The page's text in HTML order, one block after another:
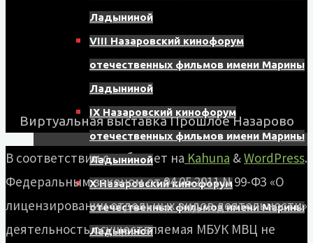
Ладыниной
VIII Назаровский кинофорум
отечественных фильмов имени Марины
Ладыниной
IX Назаровский кинофорум
отечественных фильмов имени Марины
Ладыниной
X Назаровский кинофорум
отечественных фильмов имени Марины
Ладыниной
Виртуальная выставка Прошлое Назарово
Работает на Kahuna &WordPress.
В соответствии с
Федеральным законом от 04.05.2011 N 99-ФЗ «О
лицензировании отдельных видов деятельности»
деятельность осуществляемая МБУК МВЦ не